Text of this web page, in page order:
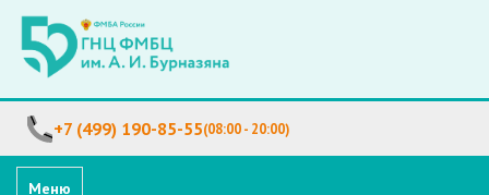
+7 (499) 190-85-55(08:00 - 20:00)
Меню